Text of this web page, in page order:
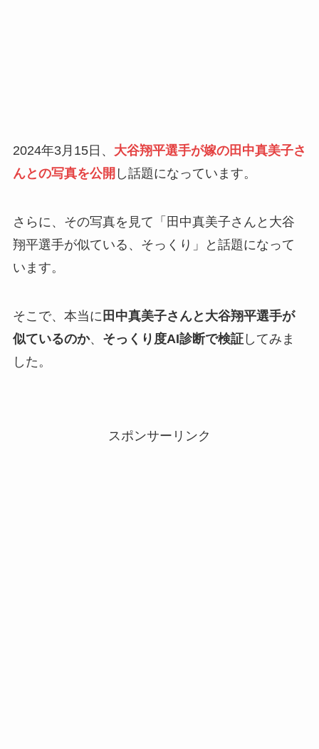
2024年3月15日、 大谷翔平選手が嫁の田中真美子さ
んとの写真を公開 し話題になっています。
さらに、その写真を見て「田中真美子さんと大谷
翔平選手が似ている、そっくり」と話題になって
います。
そこで、本当に 田中真美子さんと大谷翔平選手が
似ているのか、 そっくり度AI診断で検証してみま
した。
スポンサーリンク